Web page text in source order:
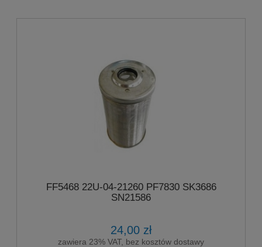
FF5468 22U-04-21260 PF7830 SK3686
SN21586
24,00 zł
zawiera 23% VAT, bez kosztów dostawy